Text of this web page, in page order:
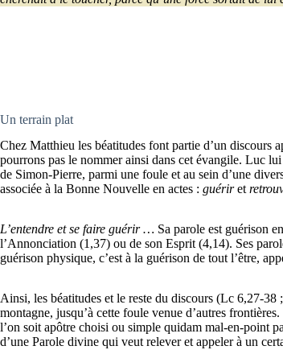
Un terrain plat
Chez Matthieu les béatitudes font partie d’un discours
pourrons pas le nommer ainsi dans cet évangile. Luc
de Simon-Pierre, parmi une foule et au sein d’une
associée à la Bonne Nouvelle en actes : guériret
L’entendre et se faire guérir… Sa parole est guérison
l’Annonciation (1,37) ou de son Esprit (4,14). Ses
guérison physique, c’est à la guérison de tout l’être,
Ainsi, les béatitudes et le reste du discours (Lc 6,27-38
montagne, jusqu’à cette foule venue d’autres
l’on soit apôtre choisi ou simple quidam mal-en-point
d’une Parole divine qui veut relever et appeler à un